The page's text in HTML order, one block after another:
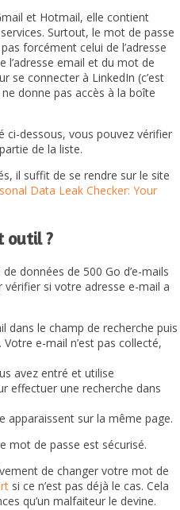
et Hotmail, elle contient
Surtout, le mot de passe
forcément celui de l’adresse
l’adresse email et du mot de
se connecter à LinkedIn (c’est
donne pas accès à la boîte
ci-dessous, vous pouvez vérifier
de la liste.
il suffit de se rendre sur le site
Data Leak Checker: Your
outil ?
données de 500 Go d’e-mails
si votre adresse e-mail a
dans le champ de recherche puis
Votre e-mail n’est pas collecté,
avez entré et utilise
effectuer une recherche dans
apparaissent sur la même page.
mot de passe est sécurisé.
de changer votre mot de
si ce n’est pas déjà le cas. Cela
qu’un malfaiteur le devine.